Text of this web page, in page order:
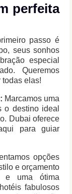
perfeita
passo é
seus sonhos
especial
Queremos
todas elas!
Marcamos uma
o destino ideal
Dubai oferece
para guiar
opções
e orçamento
e uma ótima
fabulosos